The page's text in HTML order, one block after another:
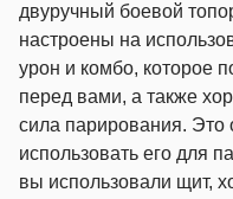
двуручный боевой
настроены на
урон и комбо, которое
перед вами, а также
сила парирования. Это
использовать его для
вы использовали щит,